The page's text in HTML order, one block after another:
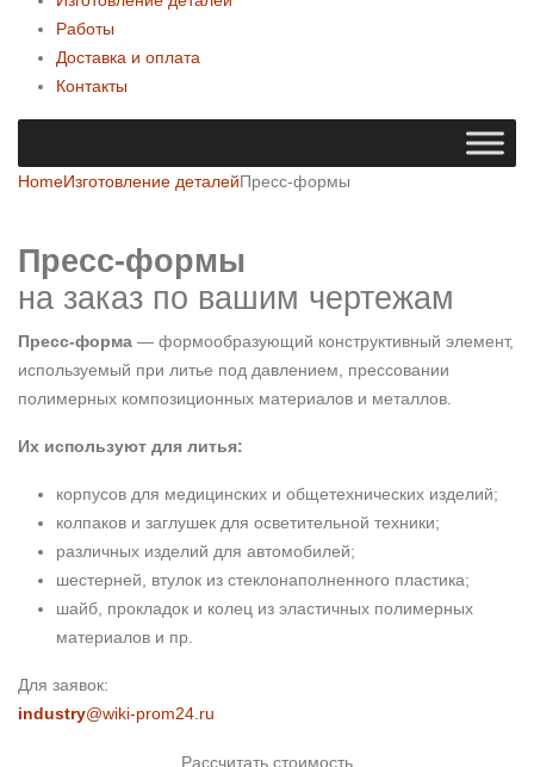
Работы
Доставка и оплата
Контакты
HomeИзготовление деталейПресс-формы
Пресс-формы
на заказ по вашим чертежам
Пресс-форма — формообразующий конструктивный элемент,
используемый при литье под давлением, прессовании
полимерных композиционных материалов и металлов.
Их используют для литья:
корпусов для медицинских и общетехнических изделий;
колпаков и заглушек для осветительной техники;
различных изделий для автомобилей;
шестерней, втулок из стеклонаполненного пластика;
шайб, прокладок и колец из эластичных полимерных
материалов и пр.
Для заявок:
industry@wiki-prom24.ru
Рассчитать стоимость